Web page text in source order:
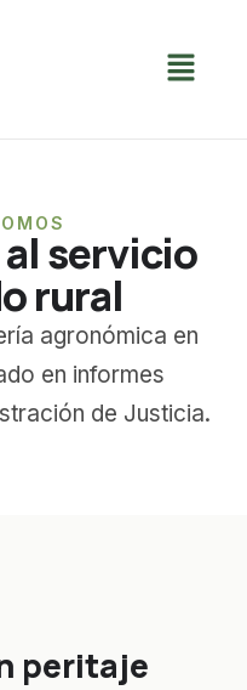
al servicio
rural
agronómica en
en informes
de Justicia.
peritaje